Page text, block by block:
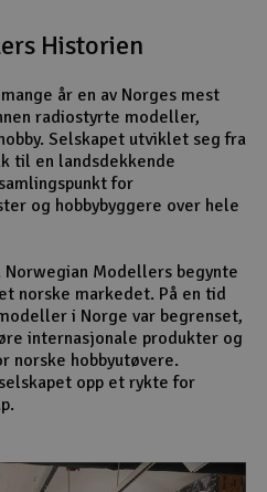
Historien
år en av Norges mest
radiostyrte modeller,
Selskapet utviklet seg fra
til en landsdekkende
for
og hobbybyggere over hele
Modellers begynte
norske markedet. På en tid
i Norge var begrenset,
internasjonale produkter og
norske hobbyutøvere.
opp et rykte for